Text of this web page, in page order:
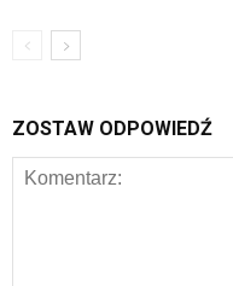
ZOSTAW ODPOWIEDŹ